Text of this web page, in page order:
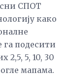
СПОТ
како
подесити
2,5, 5, 10, 30
мапама.